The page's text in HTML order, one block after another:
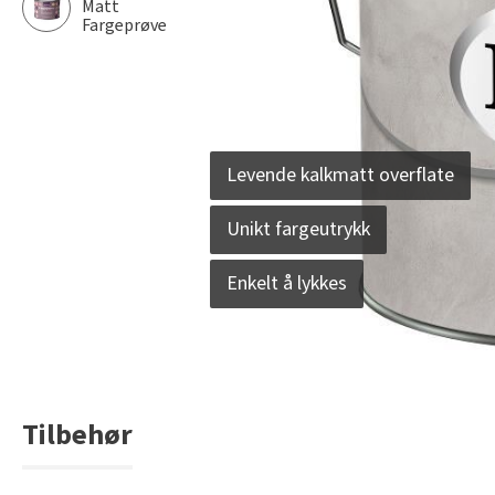
Matt
Fargeprøve
Levende kalkmatt overflate
Unikt fargeutrykk
Enkelt å lykkes
Tilbehør